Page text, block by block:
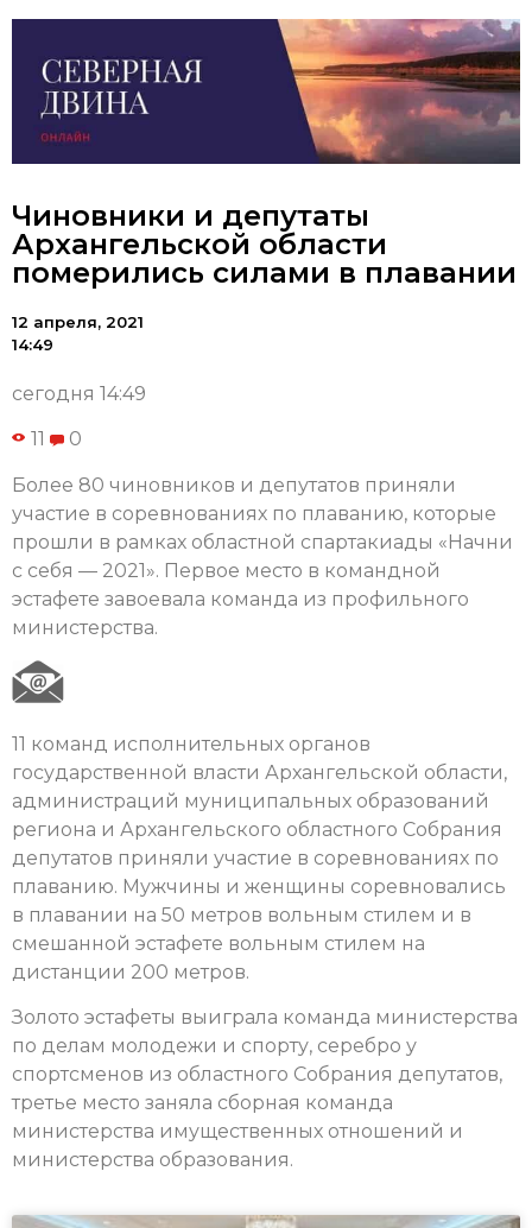
Чиновники и депутаты
Архангельской области
померились силами в плавании
12 апреля, 2021
14:49
сегодня 14:49
11 0
Более 80 чиновников и депутатов приняли
участие в соревнованиях по плаванию, которые
прошли в рамках областной спартакиады «Начни
с себя — 2021». Первое место в командной
эстафете завоевала команда из профильного
министерства.
11 команд исполнительных органов
государственной власти Архангельской области,
администраций муниципальных образований
региона и Архангельского областного Собрания
депутатов приняли участие в соревнованиях по
плаванию. Мужчины и женщины соревновались
в плавании на 50 метров вольным стилем и в
смешанной эстафете вольным стилем на
дистанции 200 метров.
Золото эстафеты выиграла команда министерства
по делам молодежи и спорту, серебро у
спортсменов из областного Собрания депутатов,
третье место заняла сборная команда
министерства имущественных отношений и
министерства образования.